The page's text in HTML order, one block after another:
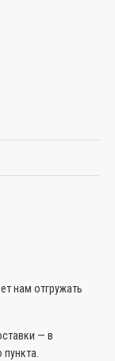
нам отгружать
— в